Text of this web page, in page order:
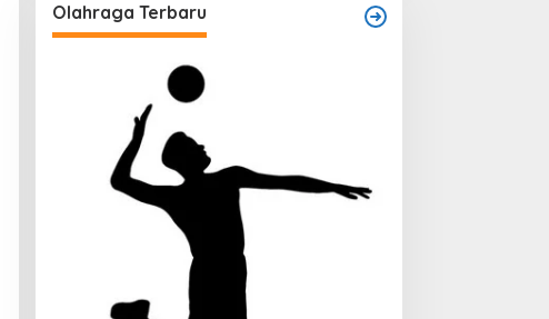
Olahraga Terbaru